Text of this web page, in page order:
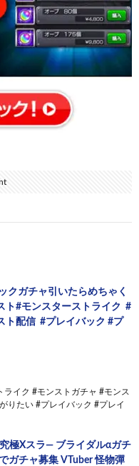
クガチャ引いたらめちゃく
ト​#モンスターストライク​ ​ #
ト配信​ ​ #プレイバック​ #プ
イク​ #モンストガチャ​ #モンス
りたい​ #プレイバック​ #プレイ
極Xスラ― ブライダルαガチ
ガチャ募集 VTuber 怪物彈